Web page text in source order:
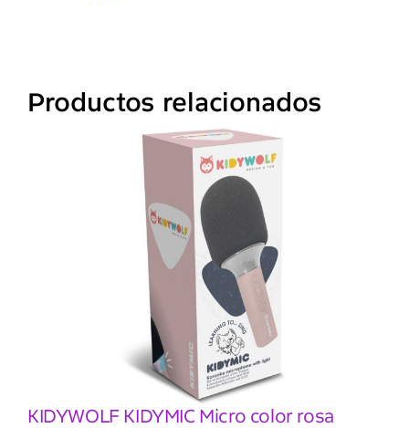
Productos relacionados
KIDYWOLF KIDYMIC Micro color rosa